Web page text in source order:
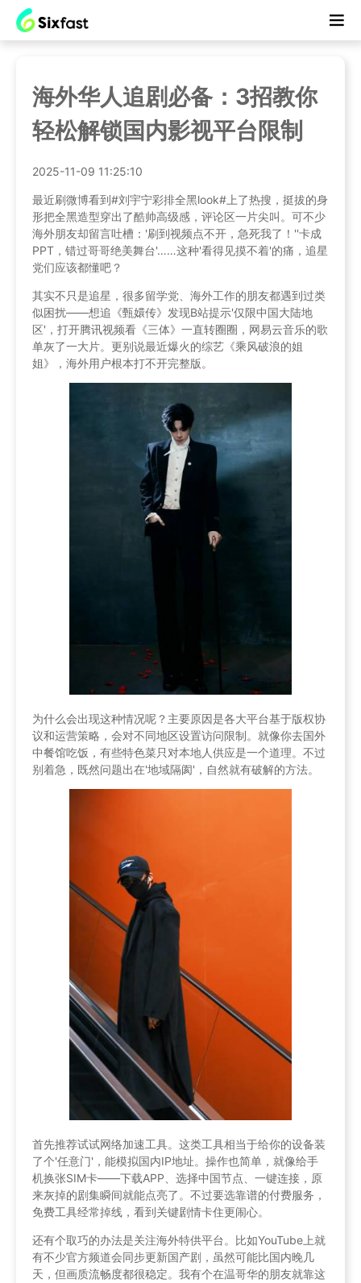
海外华人追剧必备：3招教你
轻松解锁国内影视平台限制
2025-11-09 11:25:10
最近刷微博看到#刘宇宁彩排全黑look#上了热搜，挺拔的身
形把全黑造型穿出了酷帅高级感，评论区一片尖叫。可不少
海外朋友却留言吐槽：'刷到视频点不开，急死我了！''卡成
PPT，错过哥哥绝美舞台'……这种'看得见摸不着'的痛，追星
党们应该都懂吧？
其实不只是追星，很多留学党、海外工作的朋友都遇到过类
似困扰——想追《甄嬛传》发现B站提示'仅限中国大陆地
区'，打开腾讯视频看《三体》一直转圈圈，网易云音乐的歌
单灰了一大片。更别说最近爆火的综艺《乘风破浪的姐
姐》，海外用户根本打不开完整版。
为什么会出现这种情况呢？主要原因是各大平台基于版权协
议和运营策略，会对不同地区设置访问限制。就像你去国外
中餐馆吃饭，有些特色菜只对本地人供应是一个道理。不过
别着急，既然问题出在'地域隔阂'，自然就有破解的方法。
首先推荐试试网络加速工具。这类工具相当于给你的设备装
了个'任意门'，能模拟国内IP地址。操作也简单，就像给手
机换张SIM卡——下载APP、选择中国节点、一键连接，原
来灰掉的剧集瞬间就能点亮了。不过要选靠谱的付费服务，
免费工具经常掉线，看到关键剧情卡住更闹心。
还有个取巧的办法是关注海外特供平台。比如YouTube上就
有不少官方频道会同步更新国产剧，虽然可能比国内晚几
天，但画质流畅度都很稳定。我有个在温哥华的朋友就靠这